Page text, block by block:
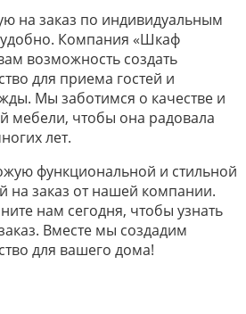
на заказ по индивидуальным
Компания «Шкаф
возможность создать
для приема гостей и
Мы заботимся о качестве и
мебели, чтобы она радовала
лет.
функциональной и стильной
заказ от нашей компании.
нам сегодня, чтобы узнать
Вместе мы создадим
для вашего дома!